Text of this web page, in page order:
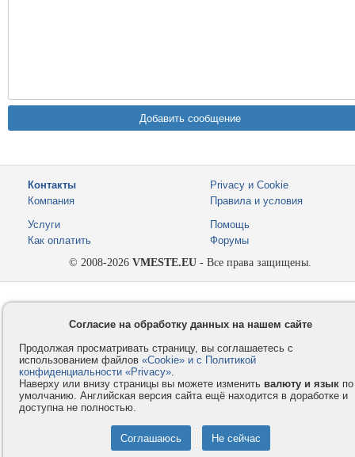
Контакты
Компания
Privacy и Cookie
Правила и условия
Услуги
Как оплатить
Помощь
Форумы
© 2008-2026 VMESTE.EU - Все права защищены.
Согласие на обработку данных на нашем сайте
Продолжая просматривать страницу, вы соглашаетесь с
использованием файлов «Cookie» и с Политикой
конфиденциальности «Privacy».
Наверху или внизу страницы вы можете изменить валюту и язык по
умолчанию. Английская версия сайта ещё находится в доработке и
доступна не полностью.